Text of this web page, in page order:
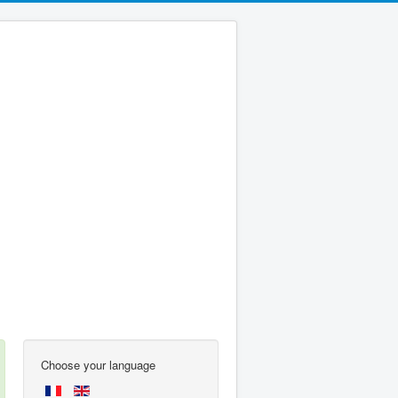
Choose your language